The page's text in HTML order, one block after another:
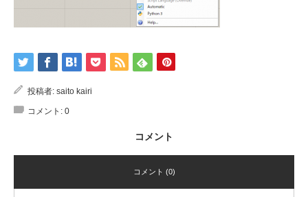
投稿者: saito kairi
コメント: 0
コメント
コメント (0)